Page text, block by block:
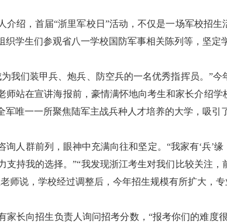
绍，首届“浙里军校日”活动，不仅是一场军校招生
学生们参观省八一学校国防军事相关陈列等，坚定
们装甲兵、炮兵、防空兵的一名优秀指挥员。”今
师站在宣讲海报前，豪情满怀地向考生和家长介绍
唯一一所聚焦陆军主战兵种人才培养的大学，吸引
群前列，眼神中充满向往和坚定。“我家有‘兵’缘
支持我的选择。”“我发现浙江考生对我们比较关注
师说，学校经过调整后，今年招生规模有所扩大，专
向招生负责人询问招考分数，“报考你们的难度